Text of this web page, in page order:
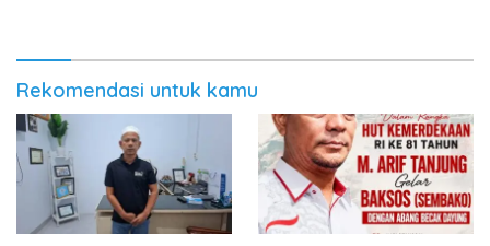
Rekomendasi untuk kamu